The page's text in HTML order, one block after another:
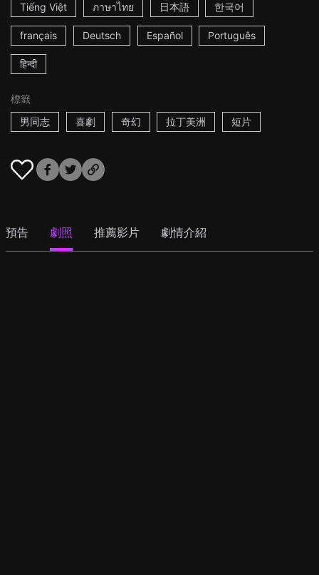
Tiếng Việt ภาษาไทย 日本語 한국어
français Deutsch Español Português
हिन्दी
標籤
男同志
喜劇 奇幻 拉丁美洲 短片
預告 劇照 推薦影片 劇情介紹